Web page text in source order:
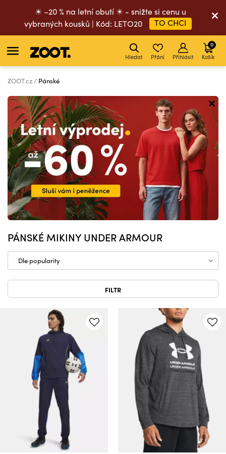
☀ –20 % na letní obutí ☀ - snižte si cenu u
vybraných kousků | Kód: LETO20
TO CHCI
Hledat Přání Přihlásit Košík
0
ZOOT.cz Pánské
PÁNSKÉ MIKINY UNDER ARMOUR
FILTR